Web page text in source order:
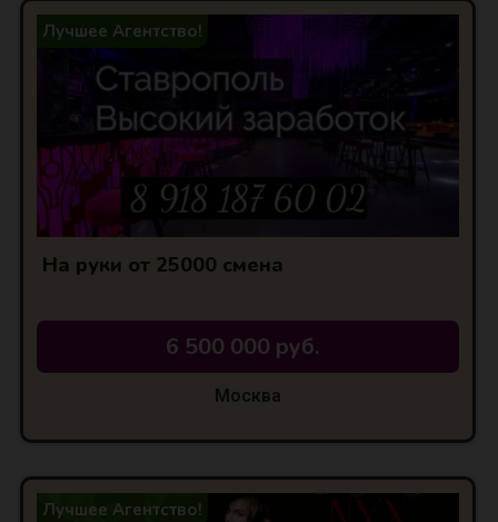
Лучшее Агентство!
На руки от 25000 смена
6 500 000 руб.
Москва
Лучшее Агентство!